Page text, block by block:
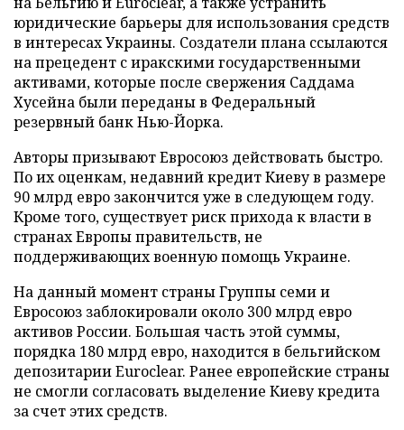
юридические барьеры для использования средств
в интересах Украины. Создатели плана ссылаются
на прецедент с иракскими государственными
активами, которые после свержения Саддама
Хусейна были переданы в Федеральный
резервный банк Нью-Йорка.
Авторы призывают Евросоюз действовать быстро.
По их оценкам, недавний кредит Киеву в размере
90 млрд евро закончится уже в следующем году.
Кроме того, существует риск прихода к власти в
странах Европы правительств, не
поддерживающих военную помощь Украине.
На данный момент страны Группы семи и
Евросоюз заблокировали около 300 млрд евро
активов России. Большая часть этой суммы,
порядка 180 млрд евро, находится в бельгийском
депозитарии Euroclear. Ранее европейские страны
не смогли согласовать выделение Киеву кредита
за счет этих средств.